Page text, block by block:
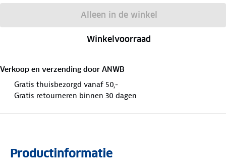
Alleen in de winkel
Winkelvoorraad
Verkoop en verzending door ANWB
Gratis thuisbezorgd vanaf 50,-
Gratis retourneren binnen 30 dagen
Productinformatie